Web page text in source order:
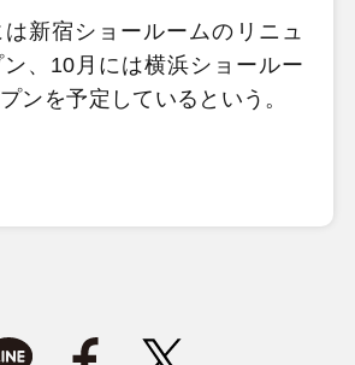
新宿ショールームのリニュ
、10月には横浜ショールー
ンを予定しているという。